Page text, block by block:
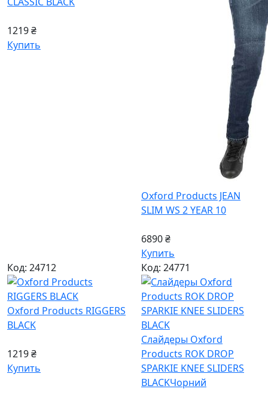
1219 ₴
Купить
Oxford Products JEAN
SLIM WS 2 YEAR 10
6890 ₴
Купить
Код: 24712
Oxford Products RIGGERS
BLACK
1219 ₴
Купить
Код: 24771
Слайдеры Oxford
Products ROK DROP
SPARKIE KNEE SLIDERS
BLACKЧорний